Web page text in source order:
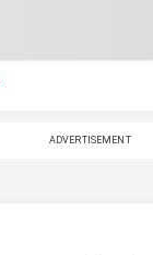
ADVERTISEMENT